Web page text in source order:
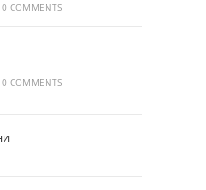
0 COMMENTS
0 COMMENTS